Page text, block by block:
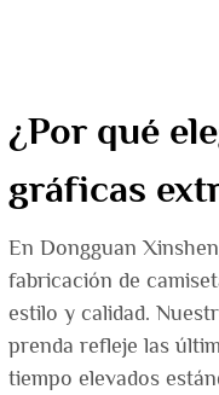
¿Por qué
gráficas
En Dongguan
fabricación de
estilo y calidad.
prenda refleje las
tiempo elevados